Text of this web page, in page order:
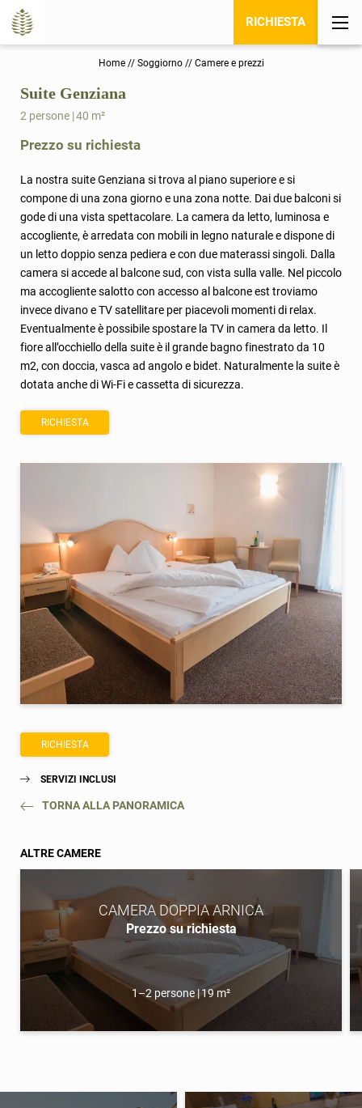
RICHIESTA
Home // Soggiorno // Camere e prezzi
Suite Genziana
2 persone |40 m²
Prezzo su richiesta
La nostra suite Genziana si trova al piano superiore e si
compone di una zona giorno e una zona notte. Dai due balconi si
gode di una vista spettacolare. La camera da letto, luminosa e
accogliente, è arredata con mobili in legno naturale e dispone di
un letto doppio senza pediera e con due materassi singoli. Dalla
camera si accede al balcone sud, con vista sulla valle. Nel piccolo
ma accogliente salotto con accesso al balcone est troviamo
invece divano e TV satellitare per piacevoli momenti di relax.
Eventualmente è possibile spostare la TV in camera da letto. Il
fiore all’occhiello della suite è il grande bagno finestrato da 10
m2, con doccia, vasca ad angolo e bidet. Naturalmente la suite è
dotata anche di Wi-Fi e cassetta di sicurezza.
RICHIESTA
RICHIESTA
SERVIZI INCLUSI
TORNA ALLA PANORAMICA
ALTRE CAMERE
CAMERA DOPPIA ARNICA
Prezzo su richiesta
1–2 persone|19 m²
Registrazione alla newsletter
Nome
Cognome